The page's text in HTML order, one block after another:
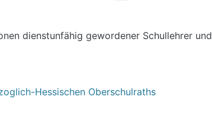
dienstunfähig gewordener Schullehrer und
Hessischen Oberschulraths